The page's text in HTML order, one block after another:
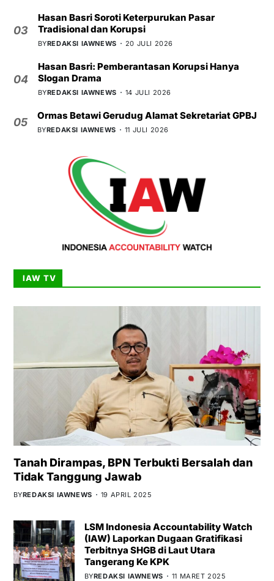
03
Hasan Basri Soroti Keterpurukan Pasar
Tradisional dan Korupsi
BYREDAKSI IAWNEWS 20 JULI 2026
04
Hasan Basri: Pemberantasan Korupsi Hanya
Slogan Drama
BYREDAKSI IAWNEWS 14 JULI 2026
05
Ormas Betawi Gerudug Alamat Sekretariat GPBJ
BYREDAKSI IAWNEWS 11 JULI 2026
IAW TV
Tanah Dirampas, BPN Terbukti Bersalah dan
Tidak Tanggung Jawab
BYREDAKSI IAWNEWS 19 APRIL 2025
LSM Indonesia Accountability Watch
(IAW) Laporkan Dugaan Gratifikasi
Terbitnya SHGB di Laut Utara
Tangerang Ke KPK
BYREDAKSI IAWNEWS 11 MARET 2025